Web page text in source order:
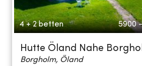
4 + 2 betten 5900
Hutte Öland Nahe
Borgholm, Öland